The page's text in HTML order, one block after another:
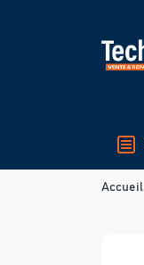
Accueil